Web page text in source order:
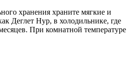
хранения храните мягкие и
Деглет Нур, в холодильнике, где
При комнатной температуре